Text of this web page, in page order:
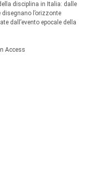
disciplina in Italia: dalle
l’orizzonte
dall’evento epocale della
Access